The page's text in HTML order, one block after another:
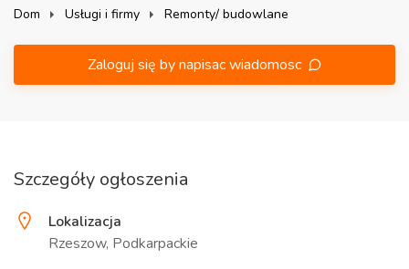
Dom Usługi i firmy Remonty/ budowlane
Zaloguj się by napisac wiadomosc
Szczegóły ogłoszenia
Lokalizacja
Rzeszow, Podkarpackie